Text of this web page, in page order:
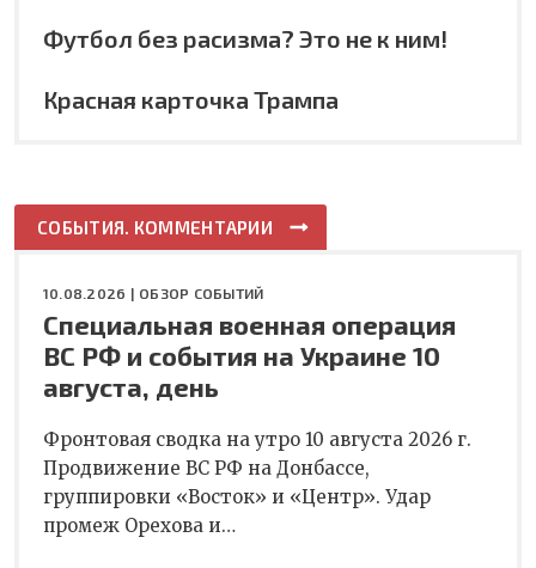
Футбол без расизма? Это не к ним!
Красная карточка Трампа
СОБЫТИЯ. КОММЕНТАРИИ
10.08.2026 | ОБЗОР СОБЫТИЙ
Специальная военная операция
ВС РФ и события на Украине 10
августа, день
Фронтовая сводка на утро 10 августа 2026 г.
Продвижение ВС РФ на Донбассе,
группировки «Восток» и «Центр». Удар
промеж Орехова и…